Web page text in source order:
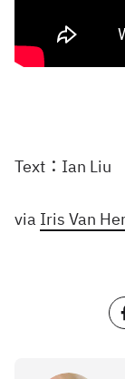
Text：Ian Liu
via Iris Van